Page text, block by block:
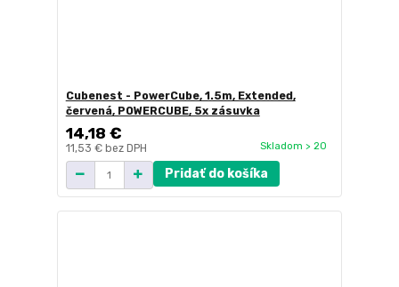
Cubenest - PowerCube, 1.5m, Extended,
červená, POWERCUBE, 5x zásuvka
14,18 €
11,53 € bez DPH Skladom > 20
Pridať do košíka